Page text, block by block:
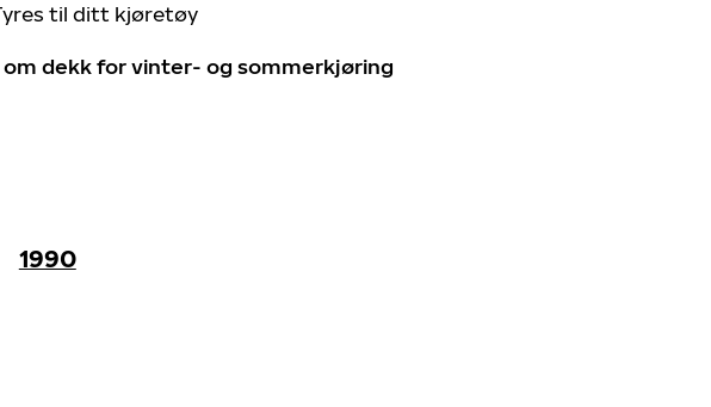
til ditt kjøretøy
dekk for vinter- og sommerkjøring
1990